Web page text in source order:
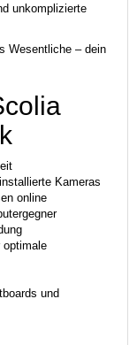
unkomplizierte
Wesentliche – dein
Kameras
online
optimale
und